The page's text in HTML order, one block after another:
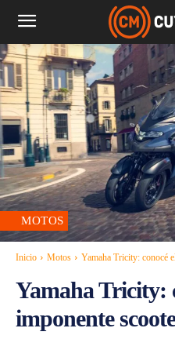
MOTOS
Inicio Motos Yamaha Tricity: conocé
Yamaha Tricity:
imponente